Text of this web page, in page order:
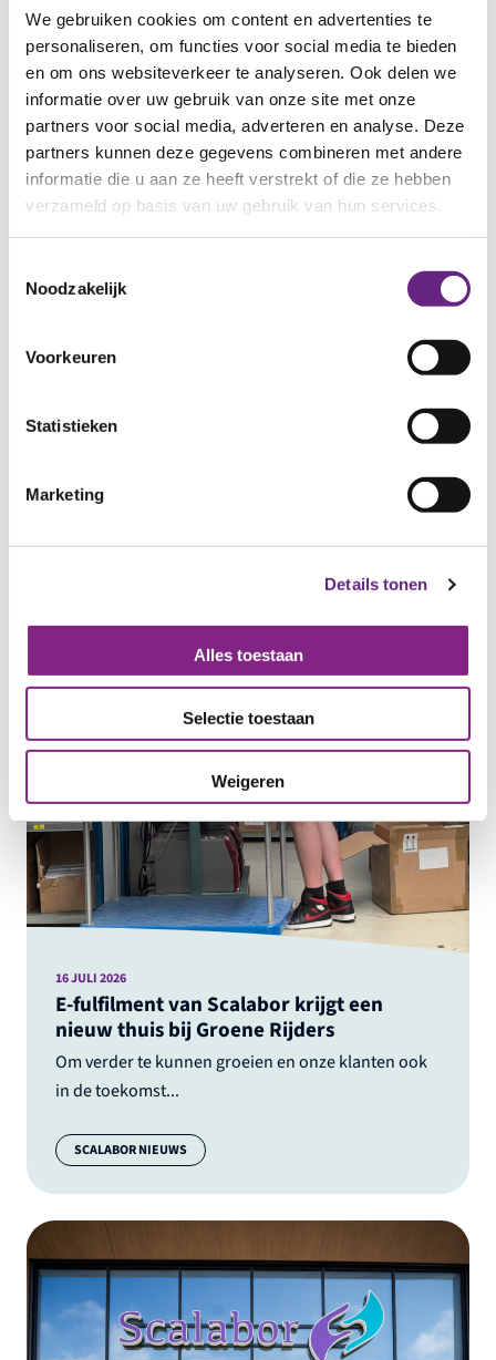
We gebruiken cookies om content en advertenties te
personaliseren, om functies voor social media te bieden
en om ons websiteverkeer te analyseren. Ook delen we
informatie over uw gebruik van onze site met onze
partners voor social media, adverteren en analyse. Deze
partners kunnen deze gegevens combineren met andere
informatie die u aan ze heeft verstrekt of die ze hebben
verzameld op basis van uw gebruik van hun services.
Noodzakelijk
Voorkeuren
Statistieken
Marketing
Details tonen
Alles toestaan
Selectie toestaan
Weigeren
zullen profiteren van deze ervaring, waarbij ze andere
rolmodellen zullen ontmoeten dan ze normaal op straat
tegenkomen. In Arnhem kunnen we dit realiseren doordat
verschillende partijen uit de stad zich hiervoor inzetten. En
dit is nog maar het begin! Ik zie talloze andere krachtige
verbindingen voor me die echt een verschil zullen maken.
Wij staan in ieder geval volledig achter deze initiatieven.
E-fulfilment van Scalabor krijgt een
nieuw thuis bij Groene Rijders
Om verder te kunnen groeien en onze klanten ook
in de toekomst...
16 JULI 2026
Categorie:
SCALABOR NIEUWS